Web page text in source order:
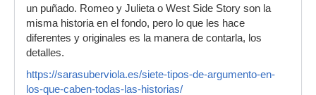
un puñado. Romeo y Julieta o West Side Story son la
misma historia en el fondo, pero lo que les hace
diferentes y originales es la manera de contarla, los
detalles.
https://sarasuberviola.es/siete-tipos-de-argumento-en-
los-que-caben-todas-las-historias/